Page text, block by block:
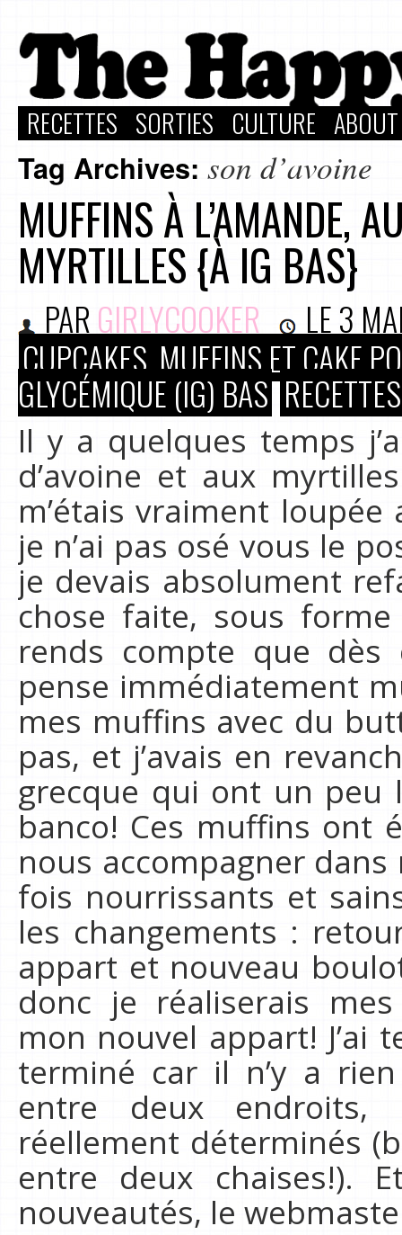
RECETTES SORTIES CULTURE
Tag Archives: son d’avoine
MUFFINS À L’AMANDE,
MYRTILLES {À IG BAS}
PAR GIRLYCOOKER LE3
CUPCAKES, MUFFINS ET CAKE
GLYCÉMIQUE (IG) BAS RECETTES
Il y a quelques temps
d’avoine et aux
m’étais vraiment
je n’ai pas osé vous le
je devais absolument
chose faite, sous
rends compte que
pense immédiatement
mes muffins avec du
pas, et j’avais en
grecque qui ont un peu
banco! Ces muffins ont
nous accompagner
fois nourrissants et
les changements :
appart et nouveau
donc je réaliserais
mon nouvel appart!
terminé car il n’y a
entre deux
réellement déterminés
entre deux chaises!).
nouveautés, le